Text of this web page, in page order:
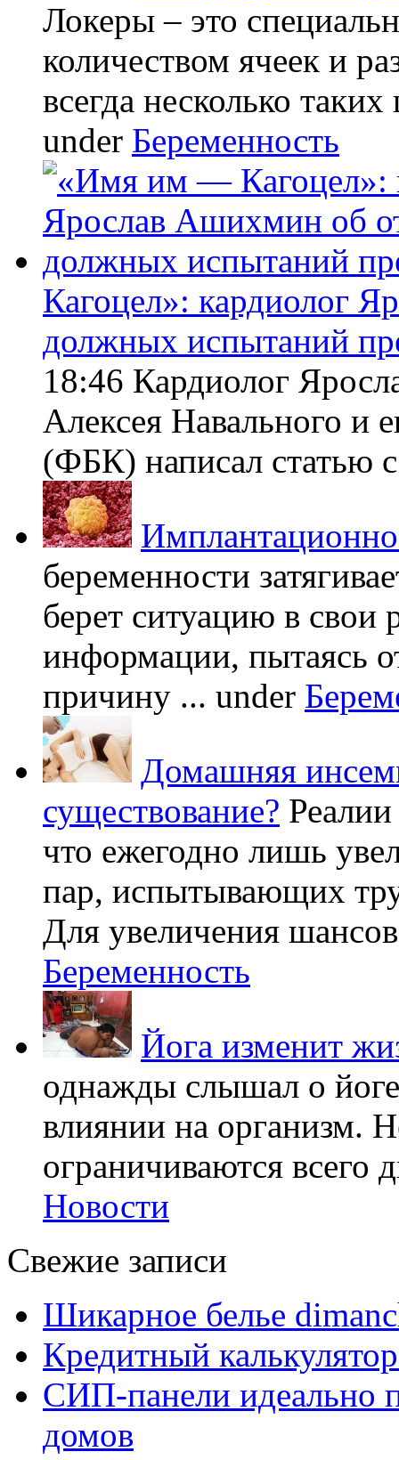
Локеры – это
количеством ячеек и
всегда несколько
under Беременность
Кагоцел»: кардиолог
должных испытаний
18:46 Кардиолог
Алексея Навального и
(ФБК) написал статью
беременности
берет ситуацию в свои
информации, пытаясь
причину ... under
Домашняя
существование?
что ежегодно лишь
пар, испытывающих
Для увеличения
Беременность
Йога изменит
однажды слышал о
влиянии на организм.
ограничиваются всего
Новости
Свежие записи
Шикарное белье
Кредитный
СИП-панели идеально
домов